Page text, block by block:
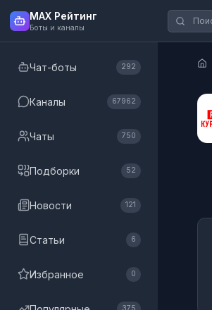
MAX Рейтинг
Боты и каналы
Чат-боты 292
Каналы 67962
Чаты 750
Подборки 52
Новости 121
Статьи 6
Избранное 0